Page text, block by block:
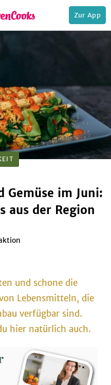
Zur App
Gemüse im Juni:
aus der Region
und schone die
Lebensmitteln, die
verfügbar sind.
hier natürlich auch.